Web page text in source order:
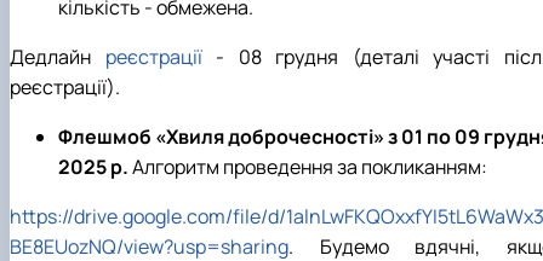
кількість - обмежена.
Дедлайн реєстрації- 08 грудня (деталі участі
реєстрації).
Флешмоб «Хвиля доброчесності»з 01 по 09
2025 р.Алгоритм проведення за покликанням:
https://drive.google.com/file/d/1alnLwFKQOxxfYI5tL6WaWx3
BE8EUozNQ/view?usp=sharing. Будемо вдячні,